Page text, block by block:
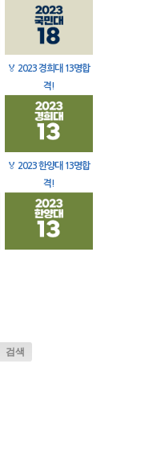
🏅 2023 경희대 13명합
격!
🏅 2023 한양대 13명합
격!
검색